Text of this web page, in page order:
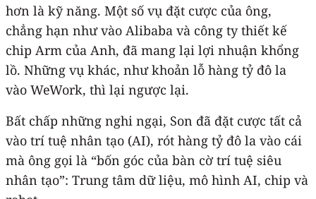
hơn là kỹ năng. Một số vụ đặt cược của ông,
chẳng hạn như vào Alibaba và công ty thiết kế
chip Arm của Anh, đã mang lại lợi nhuận khổng
lồ. Những vụ khác, như khoản lỗ hàng tỷ đô la
vào WeWork, thì lại ngược lại.
Bất chấp những nghi ngại, Son đã đặt cược tất cả
vào trí tuệ nhân tạo (AI), rót hàng tỷ đô la vào cái
mà ông gọi là “bốn góc của bàn cờ trí tuệ siêu
nhân tạo”: Trung tâm dữ liệu, mô hình AI, chip và